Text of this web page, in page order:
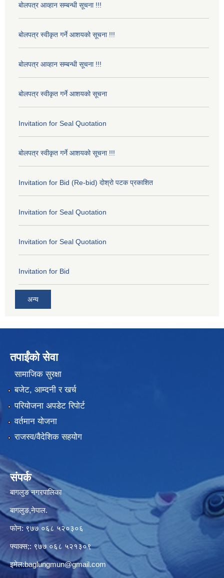
बोलपत्र आव्हान सम्बन्धी सूचना !!!
बोलपत्र स्वीकृत गर्ने आशयको सूचना !!!
बोलपत्र आव्हान सम्बन्धी सूचना !!!
बोलपत्र स्वीकृत गर्ने आशयको सूचना
Invitation for Seal Quotation
बोलपत्र स्वीकृत गर्ने आशयको सूचना !!!
Invitation for Bid (Re-bid) दोश्रो पटक प्रकाशित
Invitation for Seal Quotation
Invitation for Seal Quotation
Invitation for Bid
अन्य
तपाईंको सेवा
सामाजिक सुरक्षा
बजेट, आम्दनी र खर्च
परियोजना अपडेट रिपोर्ट
वर्तमान योजना
राजस्व/वैदेशिक सहयोग
संपर्क
बागलुङ नगरपालिका
बागलुङ,नेपाल.
फोन: ९७७ ०६८ ५२०३०६
फ्याक्स;: ९७७ ०६८ ५२१३०९
इमेल:baglungmun@gmail.com